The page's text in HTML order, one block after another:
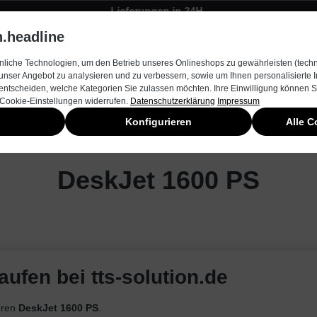
Lieferungen in 24H
DeskJet 1600 PS
bei tts-solution.de
DeskJet 1600 PS
Technologien, um den Betrieb unseres Onlineshops zu gewährleisten
Angebot zu analysieren und zu verbessern, sowie um Ihnen personalisierte
welche Kategorien Sie zulassen möchten. Ihre Einwilligung können
Einstellungen widerrufen. Datenschutzerklärung Impressum
Konfigurieren Alle